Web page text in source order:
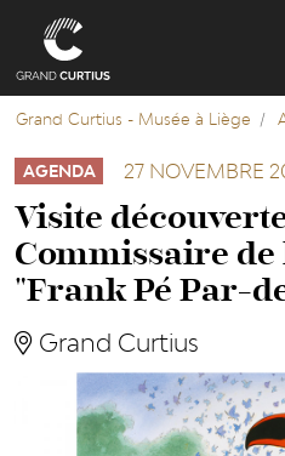
contenu
principal
Grand Curtius - Musée à Liège
AGENDA 27 NOVEMBRE
Visite
Commissaire
"Frank Pé Par-
Grand Curtius